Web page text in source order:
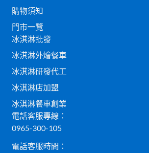
購物須知
門市一覽
冰淇淋批發
冰淇淋外燴餐車
冰淇淋研發代工
冰淇淋店加盟
冰淇淋餐車創業
電話客服專線：
0965-300-105
電話客服時間：